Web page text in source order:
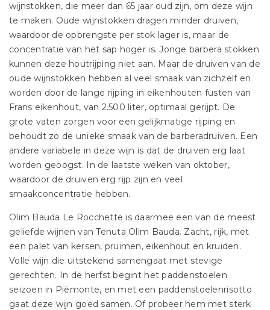
wijnstokken, die meer dan 65 jaar oud zijn, om deze wijn
te maken. Oude wijnstokken dragen minder druiven,
waardoor de opbrengste per stok lager is, maar de
concentratie van het sap hoger is. Jonge barbera stokken
kunnen deze houtrijping niet aan. Maar de druiven van de
oude wijnstokken hebben al veel smaak van zichzelf en
worden door de lange rijping in eikenhouten fusten van
Frans eikenhout, van 2.500 liter, optimaal gerijpt. De
grote vaten zorgen voor een gelijkmatige rijping en
behoudt zo de unieke smaak van de barberadruiven. Een
andere variabele in deze wijn is dat de druiven erg laat
worden geoogst. In de laatste weken van oktober,
waardoor de druiven erg rijp zijn en veel
smaakconcentratie hebben.
Olim Bauda Le Rocchette is daarmee een van de meest
geliefde wijnen van Tenuta Olim Bauda. Zacht, rijk, met
een palet van kersen, pruimen, eikenhout en kruiden.
Volle wijn die uitstekend samengaat met stevige
gerechten. In de herfst begint het paddenstoelen
seizoen in Piëmonte, en met een paddenstoelenrisotto
gaat deze wijn goed samen. Of probeer hem met sterk